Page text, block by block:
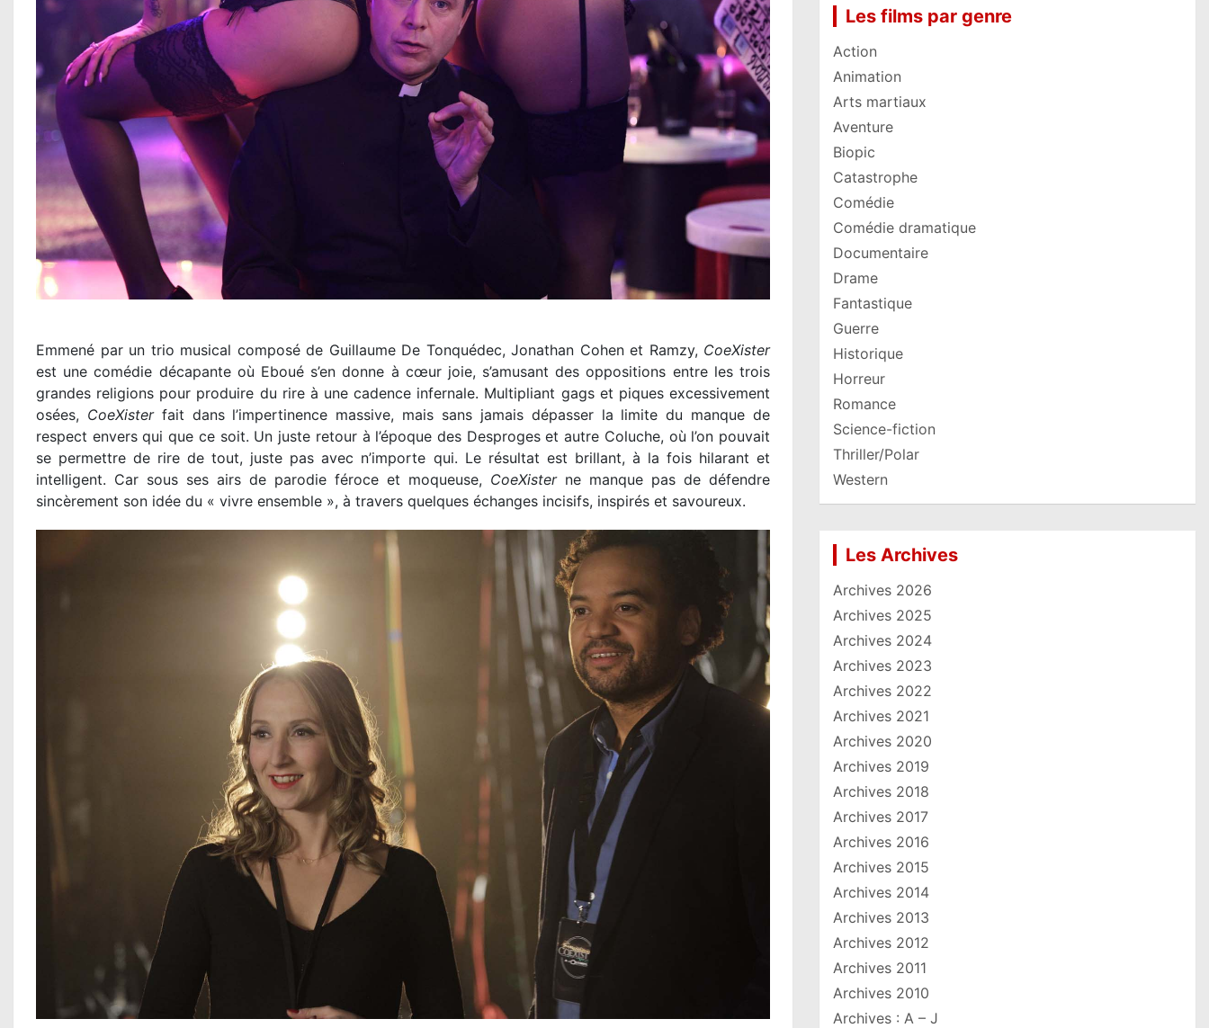
Emmené par un trio musical composé de Guillaume De Tonquédec, Jonathan Cohen et Ramzy, CoeXister
est une comédie décapante où Eboué s’en donne à cœur joie, s’amusant des oppositions entre les trois
grandes religions pour produire du rire à une cadence infernale. Multipliant gags et piques excessivement
osées, CoeXisterfait dans l’impertinence massive, mais sans jamais dépasser la limite du manque de
respect envers qui que ce soit. Un juste retour à l’époque des Desproges et autre Coluche, où l’on pouvait
se permettre de rire de tout, juste pas avec n’importe qui. Le résultat est brillant, à la fois hilarant et
intelligent. Car sous ses airs de parodie féroce et moqueuse, CoeXisterne manque pas de défendre
sincèrement son idée du « vivre ensemble », à travers quelques échanges incisifs, inspirés et savoureux.
Les films par genre
Action
Animation
Arts martiaux
Aventure
Biopic
Catastrophe
Comédie
Comédie dramatique
Documentaire
Drame
Fantastique
Guerre
Historique
Horreur
Romance
Science-fiction
Thriller/Polar
Western
Les Archives
Archives 2026
Archives 2025
Archives 2024
Archives 2023
Archives 2022
Archives 2021
Archives 2020
Archives 2019
Archives 2018
Archives 2017
Archives 2016
Archives 2015
Archives 2014
Archives 2013
Archives 2012
Archives 2011
Archives 2010
Archives : A – J